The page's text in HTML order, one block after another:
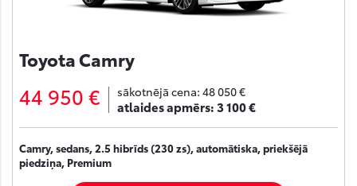
Toyota Camry
44 950 € sākotnējā cena: 48 050 €
atlaides apmērs:3 100 €
Camry, sedans, 2.5 hibrīds (230 zs), automātiska, priekšējā
piedziņa, Premium